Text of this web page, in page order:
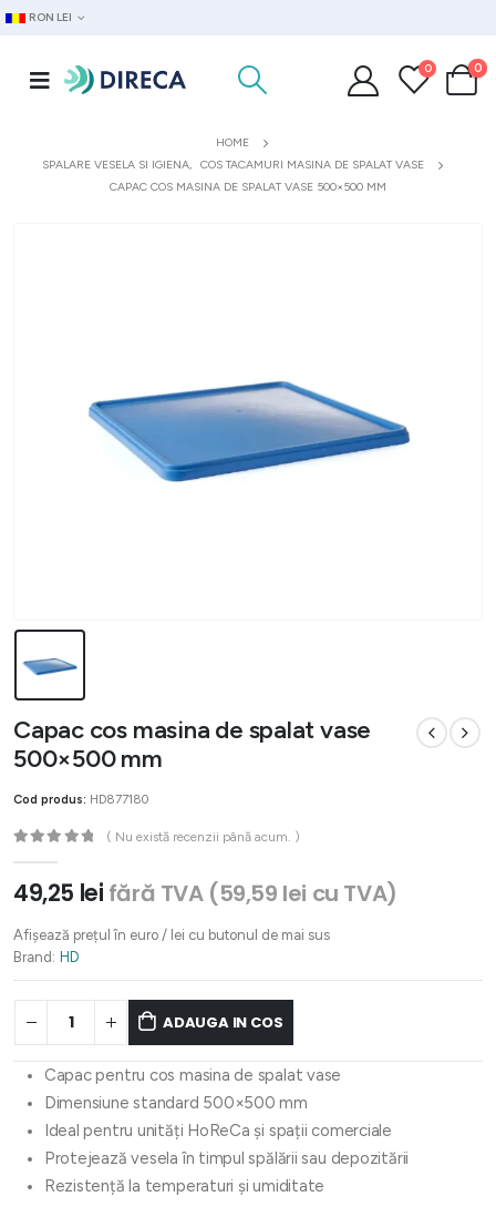
RON LEI
0 0
HOME
SPALARE VESELA SI IGIENA,
COS TACAMURI MASINA DE SPALAT VASE
CAPAC COS MASINA DE SPALAT VASE 500×500 MM
Capac cos masina de spalat vase
500×500 mm
Cod produs: HD877180
( Nu există recenzii până acum. )
49,25 lei fără TVA (59,59 lei cu TVA)
Afișează prețul în euro / lei cu butonul de mai sus
Brand: HD
ADAUGA IN COS
Capac pentru cos masina de spalat vase
Dimensiune standard 500×500 mm
Ideal pentru unități HoReCa și spații comerciale
Protejează vesela în timpul spălării sau depozitării
Rezistență la temperaturi și umiditate